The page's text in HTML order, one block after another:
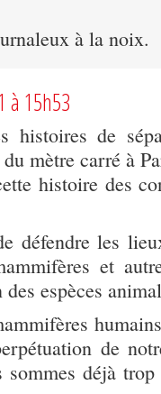
à la noix.
à 15h53
histoires de
mètre carré à
histoire des
défendre les
et
espèces
de
déjà